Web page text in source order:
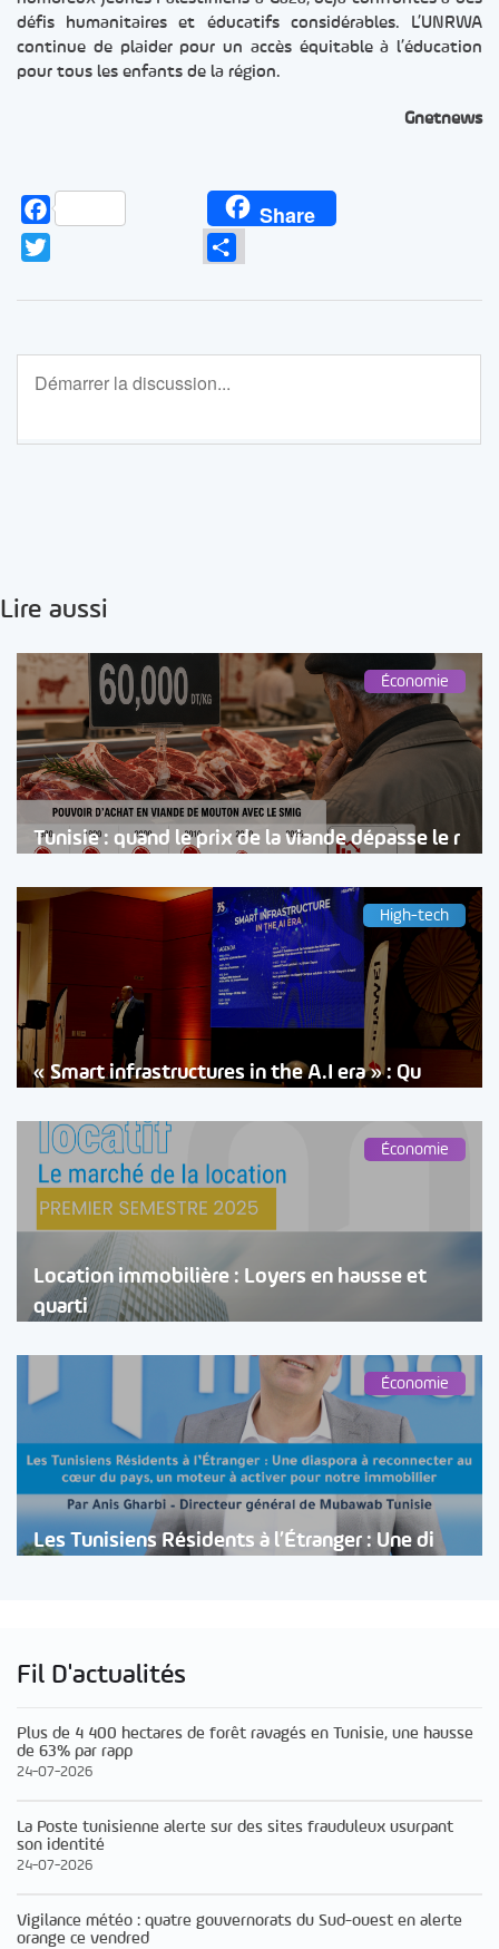
défis humanitaires et éducatifs considérables. L’UNRWA
continue de plaider pour un accès équitable à l’éducation
pour tous les enfants de la région.
Gnetnews
Facebook Share
Lire aussi
Économie
Tunisie : quand le prix de la viande dépasse le r
High-tech
« Smart infrastructures in the A.I era » : Qu
Économie
Location immobilière : Loyers en hausse et
quarti
Économie
Les Tunisiens Résidents à l’Étranger : Une di
Fil D'actualités
Plus de 4 400 hectares de forêt ravagés en Tunisie, une hausse
de 63% par rapp
24-07-2026
La Poste tunisienne alerte sur des sites frauduleux usurpant
son identité
24-07-2026
Vigilance météo : quatre gouvernorats du Sud-ouest en alerte
orange ce vendred